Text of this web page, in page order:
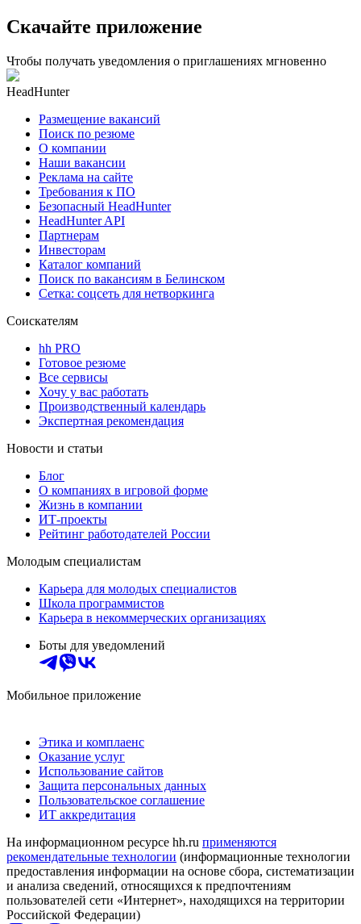
Скачайте приложение
Чтобы получать уведомления о приглашениях мгновенно
HeadHunter
Размещение вакансий
Поиск по резюме
О компании
Наши вакансии
Реклама на сайте
Требования к ПО
Безопасный HeadHunter
HeadHunter API
Партнерам
Инвесторам
Каталог компаний
Поиск по вакансиям в Белинском
Сетка: соцсеть для нетворкинга
Соискателям
hh PRO
Готовое резюме
Все сервисы
Хочу у вас работать
Производственный календарь
Экспертная рекомендация
Новости и статьи
Блог
О компаниях в игровой форме
Жизнь в компании
ИТ-проекты
Рейтинг работодателей России
Молодым специалистам
Карьера для молодых специалистов
Школа программистов
Карьера в некоммерческих организациях
Боты для уведомлений
Мобильное приложение
Этика и комплаенс
Оказание услуг
Использование сайтов
Защита персональных данных
Пользовательское соглашение
ИТ аккредитация
На информационном ресурсе hh.ru применяются
рекомендательные технологии (информационные технологии
предоставления информации на основе сбора, систематизации
и анализа сведений, относящихся к предпочтениям
пользователей сети «Интернет», находящихся на территории
Российской Федерации)